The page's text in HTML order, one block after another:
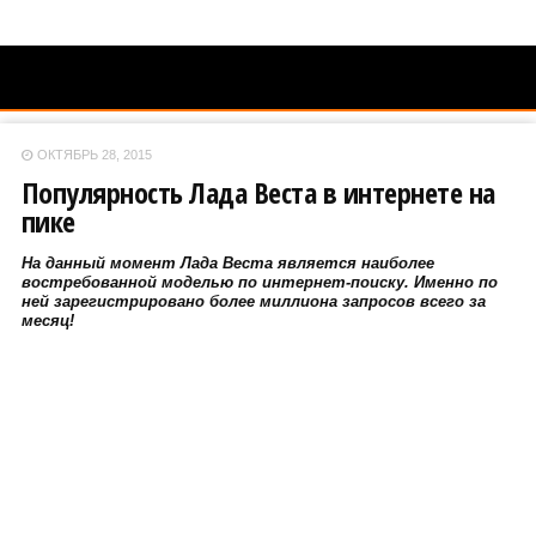
ОКТЯБРЬ 28, 2015
Популярность Лада Веста в интернете на
пике
На данный момент Лада Веста является наиболее
востребованной моделью по интернет-поиску. Именно по
ней зарегистрировано более миллиона запросов всего за
месяц!